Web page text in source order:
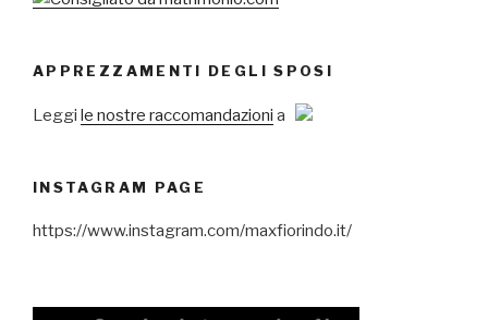
APPREZZAMENTI DEGLI SPOSI
Leggi le nostre raccomandazioni a
INSTAGRAM PAGE
https://www.instagram.com/maxfiorindo.it/